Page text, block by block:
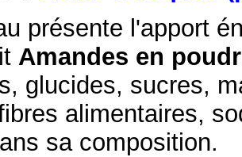
présente l'apport
Amandes en
glucides, sucres,
alimentaires,
sa composition.